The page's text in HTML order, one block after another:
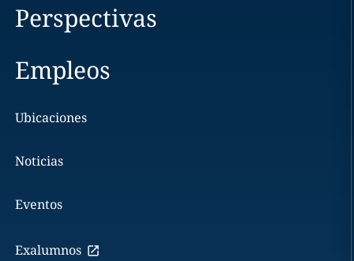
Perspectivas
Empleos
Ubicaciones
Noticias
Eventos
Exalumnos